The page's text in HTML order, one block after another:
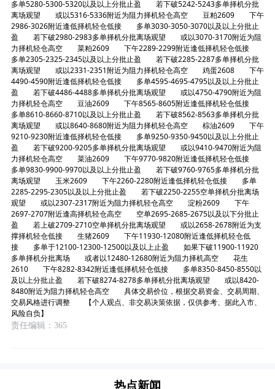
多单5280-5300-5320以及以上分批止盈 若下破5242-5243多单择机分批
离场观望 或以5316-5336附近为阻力择机轻仓高空 豆粕2609 下午
2986-3026附近逢低择机轻仓低接 多单3030-3050-3070以及以上分批止
盈 若下破2980-2983多单择机分批离场观望 或以3070-3170附近为阻
力择机轻仓高空 菜粕2609 下午2289-2299附近逢低择机轻仓低接
多单2305-2325-2345以及以上分批止盈 若下破2285-2287多单择机分批
离场观望 或以2331-2351附近为阻力择机轻仓高空 鸡蛋2608 下午
4490-4590附近逢低择机轻仓低接 多单4595-4695-4795以及以上分批止
盈 若下破4486-4488多单择机分批离场观望 或以4750-4790附近为阻
力择机轻仓高空 豆油2609 下午8565-8605附近逢低择机轻仓低接
多单8610-8660-8710以及以上分批止盈 若下破8562-8563多单择机分批
离场观望 或以8640-8680附近为阻力择机轻仓高空 棕油2609 下午
9210-9230附近逢低择机轻仓低接 多单9250-9350-9450以及以上分批止
盈 若下破9200-9205多单择机分批离场观望 或以9410-9470附近为阻
力择机轻仓高空 菜油2609 下午9770-9820附近逢低择机轻仓低接
多单9830-9900-9970以及以上分批止盈 若下破9760-9765多单择机分批
离场观望 玉米2609 下午2260-2280附近逢低择机轻仓低接 多单
2285-2295-2305以及以上分批止盈 若下破2250-2255空单择机分批离场
观望 或以2307-2317附近为阻力择机轻仓高空 淀粉2609 下午
2697-2707附近逢高择机轻仓高空 空单2695-2685-2675以及以下分批止
盈 若上破2709-2710空单择机分批离场观望 或以2658-2678附近为支
撑择机轻仓低接 生猪2609 下午11930-12080附近逢低择机轻仓低
接 多单于12100-12300-12500以及以上止盈 如果下破11900-11920
多单择机分批离场 或者以12480-12680附近为阻力择机高空 花生
2610 下午8282-8342附近逢低择机轻仓低接 多单8350-8450-8550以
及以上分批止盈 若下破8274-8278多单择机分批离场观望 或以8420-
8480附近为阻力择机轻仓高空 具体交易价位，根据交易资金、交易周期、
交易风格进行调整 【个人观点、非交易决策依据，仅供参考、据此入市、
风险自负】
责任编辑：365
热点新闻